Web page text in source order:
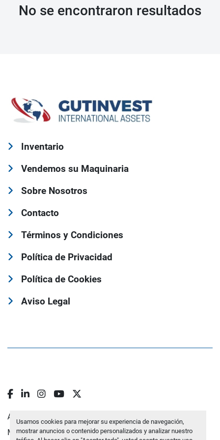
Usamos cookies para mejorar su experiencia de navegación,
mostrar anuncios o contenido personalizados y analizar nuestro
No se encontraron resultados
Inventario
Vendemos su Maquinaria
Sobre Nosotros
Contacto
Términos y Condiciones
Política de Privacidad
Política de Cookies
Aviso Legal
Administrar cookies
Machinio Systemsitio web deMachinio
facebook
linkedininstagram
youtube